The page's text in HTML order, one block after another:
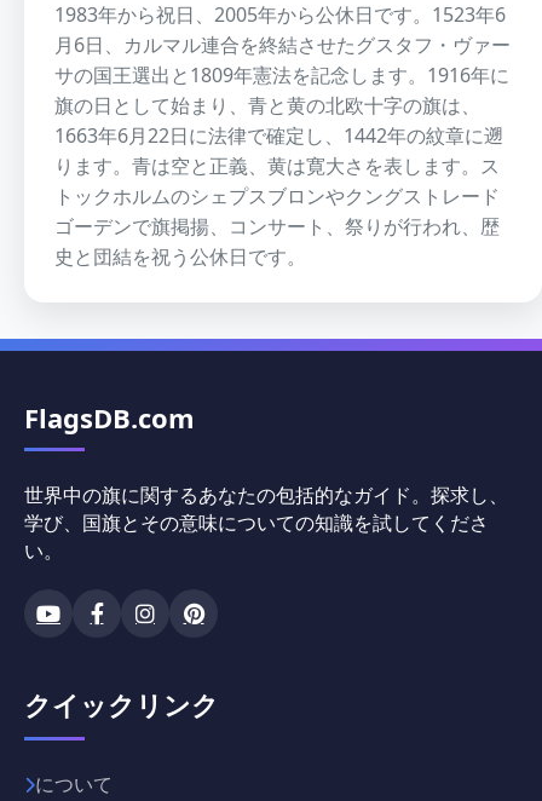
1983年から祝日、2005年から公休日です。1523年6
月6日、カルマル連合を終結させたグスタフ・ヴァー
サの国王選出と1809年憲法を記念します。1916年に
旗の日として始まり、青と黄の北欧十字の旗は、
1663年6月22日に法律で確定し、1442年の紋章に遡
ります。青は空と正義、黄は寛大さを表します。ス
トックホルムのシェプスブロンやクングストレード
ゴーデンで旗掲揚、コンサート、祭りが行われ、歴
史と団結を祝う公休日です。
FlagsDB.com
世界中の旗に関するあなたの包括的なガイド。探求し、
学び、国旗とその意味についての知識を試してくださ
い。
クイックリンク
について